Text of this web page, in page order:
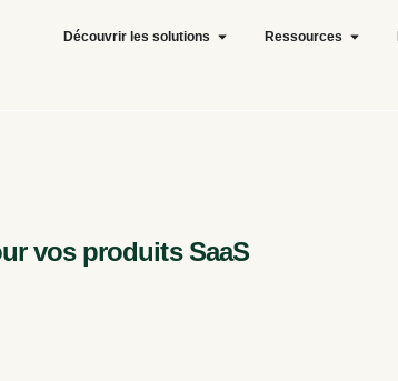
Découvrir les solutions Ressources
vos produits SaaS